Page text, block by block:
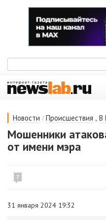
Новости / Происшествия , В
Мошенники
от имени мэра
7
31 января 2024 19:32